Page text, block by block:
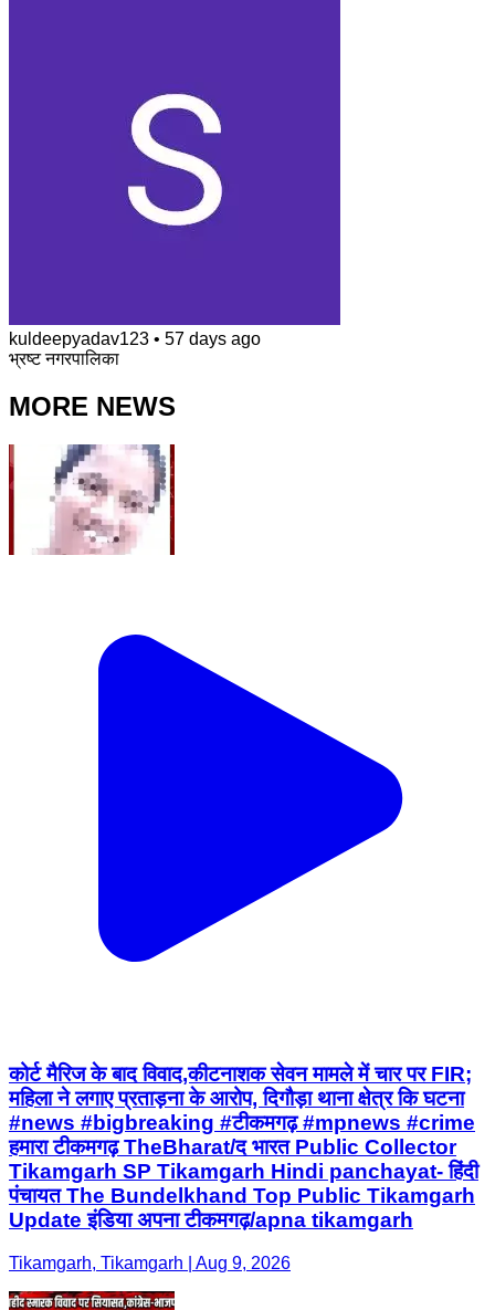
kuldeepyadav123 • 57 days ago
भ्रष्ट नगरपालिका
MORE NEWS
कोर्ट मैरिज के बाद विवाद,कीटनाशक सेवन मामले में चार पर FIR;
महिला ने लगाए प्रताड़ना के आरोप, दिगौड़ा थाना क्षेत्र कि घटना
#news #bigbreaking #टीकमगढ़ #mpnews #crime
हमारा टीकमगढ़ TheBharat/द भारत Public Collector
Tikamgarh SP Tikamgarh Hindi panchayat- हिंदी
पंचायत The Bundelkhand Top Public Tikamgarh
Update इंडिया अपना टीकमगढ़/apna tikamgarh
Tikamgarh, Tikamgarh | Aug 9, 2026